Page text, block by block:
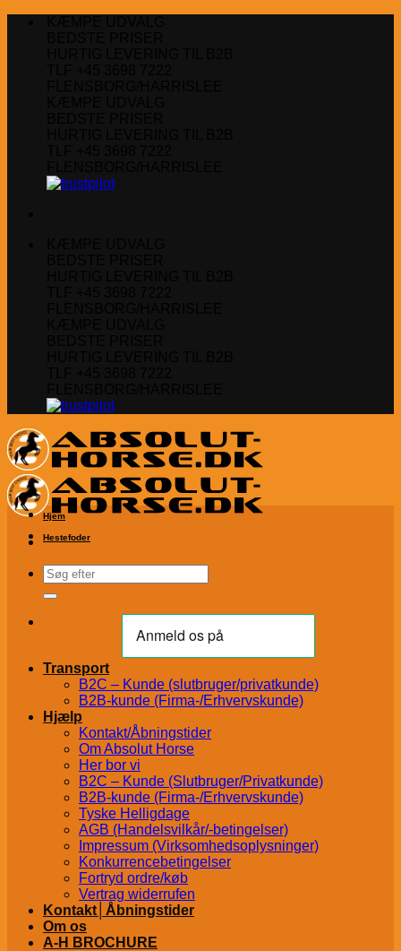
Søg
efter:
Transport
B2C – Kunde (slutbruger/privatkunde)
B2B-kunde (Firma-/Erhvervskunde)
Hjælp
Kontakt/Åbningstider
Om Absolut Horse
Her bor vi
B2C – Kunde (Slutbruger/Privatkunde)
B2B-kunde (Firma-/Erhvervskunde)
Tyske Helligdage
AGB (Handelsvilkår/-betingelser)
Impressum (Virksomhedsoplysninger)
Konkurrencebetingelser
Fortryd ordre/køb
Vertrag widerrufen
Kontakt│Åbningstider
Om os
A-H BROCHURE
Hjem
Hestefoder